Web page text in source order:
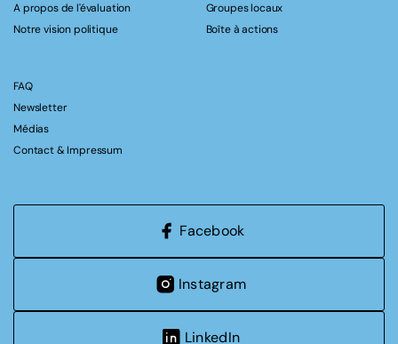
A propos de l'évaluation
Notre vision politique
Groupes locaux
Boîte à actions
FAQ
Newsletter
Médias
Contact & Impressum
Facebook
Instagram
LinkedIn